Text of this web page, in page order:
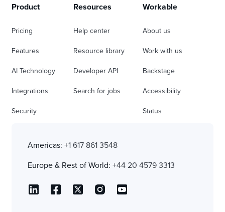
Product
Pricing
Features
AI Technology
Integrations
Security
Resources
Help center
Resource library
Developer API
Search for jobs
Workable
About us
Work with us
Backstage
Accessibility
Status
Americas: +1 617 861 3548
Europe & Rest of World: +44 20 4579 3313